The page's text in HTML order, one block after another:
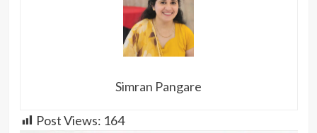
Simran Pangare
Post Views: 164